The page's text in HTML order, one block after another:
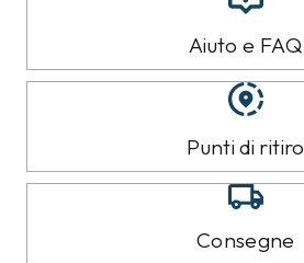
Aiuto e FAQ
Punti di ritiro
Consegne